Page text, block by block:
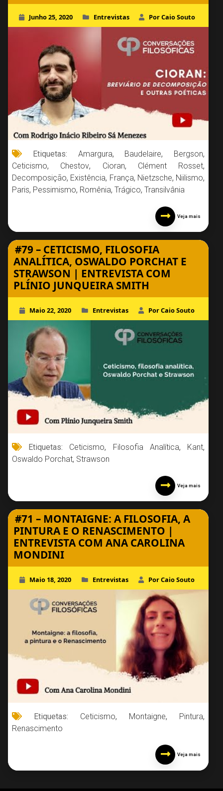
Junho 25, 2020 Entrevistas Por Caio Souto
Etiquetas: Amargura, Baudelaire, Bergson,
Ceticismo, Chestov, Cioran, Clément Rosset,
Decomposição, Existência, França, Nietzsche, Niilismo,
Paris, Pessimismo, Romênia, Trágico, Transilvânia
Veja mais
#79 – CETICISMO, FILOSOFIA
ANALÍTICA, OSWALDO PORCHAT E
STRAWSON | ENTREVISTA COM
PLÍNIO JUNQUEIRA SMITH
Maio 22, 2020 Entrevistas Por Caio Souto
Etiquetas: Ceticismo, Filosofia Analítica, Kant,
Oswaldo Porchat, Strawson
Veja mais
#71 – MONTAIGNE: A FILOSOFIA, A
PINTURA E O RENASCIMENTO |
ENTREVISTA COM ANA CAROLINA
MONDINI
Maio 18, 2020 Entrevistas Por Caio Souto
Etiquetas: Ceticismo, Montaigne, Pintura,
Renascimento
Veja mais